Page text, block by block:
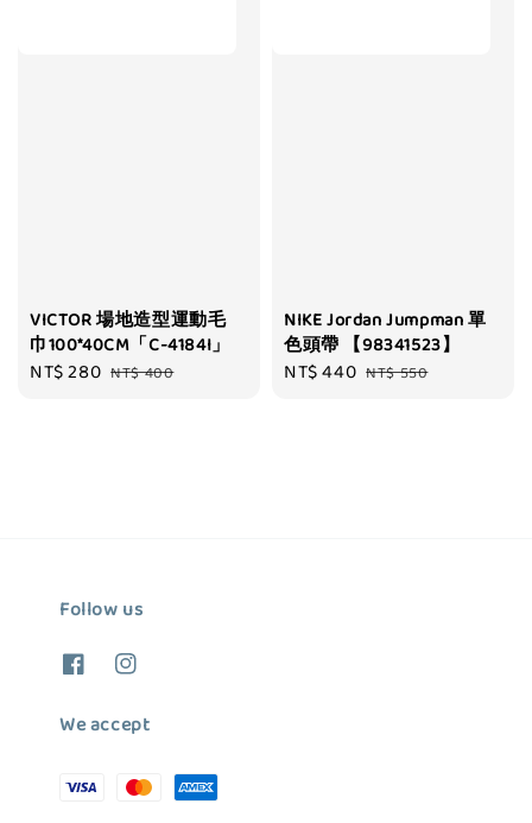
VICTOR 場地造型運動毛
巾100*40CM「C-4184I」
Sale
NT$ 280 Regular
NT$ 400
NIKE Jordan Jumpman 單
色頭帶 【98341523】
Sale
NT$ 440 Regular
NT$ 550
Follow us
We accept